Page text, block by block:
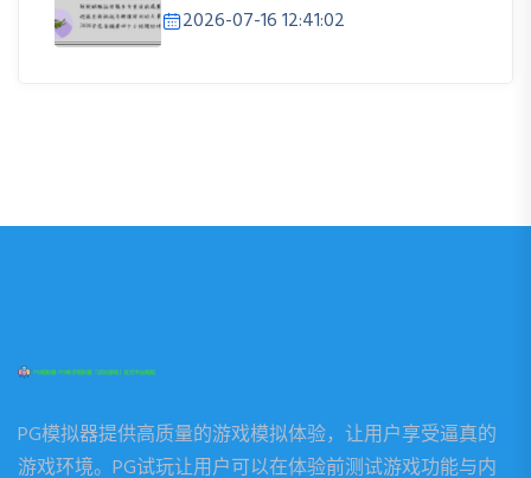
2026-07-16 12:41:02
PG模拟器提供高质量的游戏模拟体验，让用户享受逼真的
游戏环境。PG试玩让用户可以在体验前测试游戏功能与内